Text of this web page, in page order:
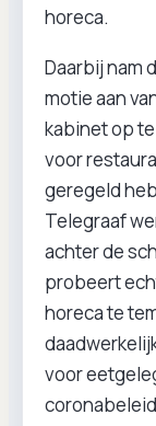
horeca.
Daarbij nam
motie aan
kabinet op
voor
geregeld
Telegraaf
achter de
probeert
horeca te
voor